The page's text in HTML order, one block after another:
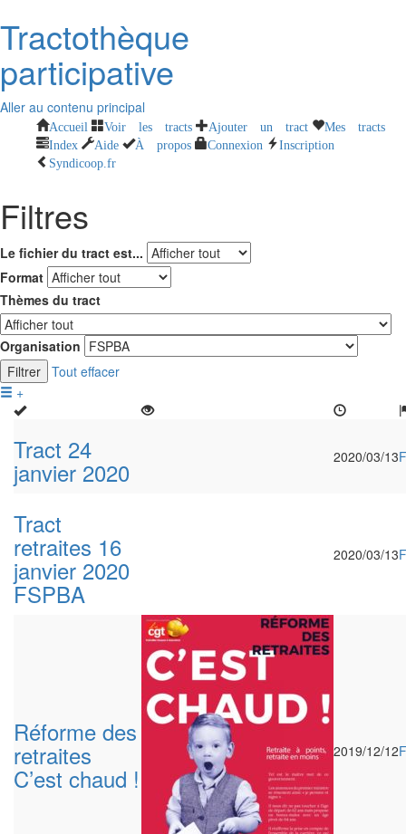
Tractothèque
participative
Aller au contenu principal
Accueil Voir les tracts Ajouter un tract
Mes tracts
Index
Aide À propos Connexion
Inscription
Syndicoop.fr
Filtres
Le fichier du tract est...
Format
Thèmes du tract
Organisation
Filtrer Tout effacer
+
Tract 24
janvier 2020 2020/03/13
Tract
retraites 16
janvier 2020
FSPBA
2020/03/13
Réforme des
retraites
C’est chaud !
2019/12/12